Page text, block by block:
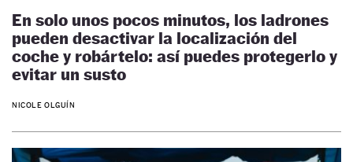
En solo unos pocos minutos, los ladrones
pueden desactivar la localización del
coche y robártelo: así puedes protegerlo y
evitar un susto
NICOLE OLGUÍN